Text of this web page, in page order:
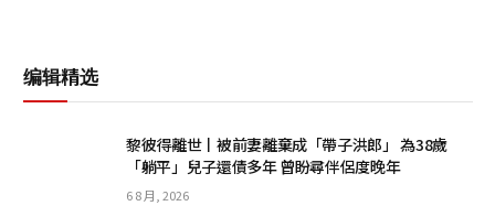
编辑精选
黎彼得離世丨被前妻離棄成「帶子洪郎」 為38歲
「躺平」兒子還債多年 曾盼尋伴侶度晚年
6 8 月, 2026